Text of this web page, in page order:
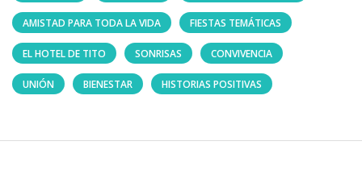
AMISTAD PARA TODA LA VIDA FIESTAS TEMÁTICAS
EL HOTEL DE TITO SONRISAS CONVIVENCIA
UNIÓN BIENESTAR HISTORIAS POSITIVAS